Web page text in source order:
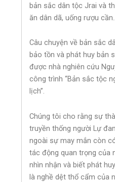
bản sắc dân tộc Jrai và
ăn dân dã, uống rượu
Câu chuyện về bản sắc
bảo tồn và phát huy bản
được nhà nghiên cứu
công trình “Bản sắc tộc
lịch”.
Chúng tôi cho rằng sự
truyền thống người Lự
ngoài sự may mắn còn
tác động quan trọng của
nhìn nhận và biết phát
là nghề dệt thổ cẩm của